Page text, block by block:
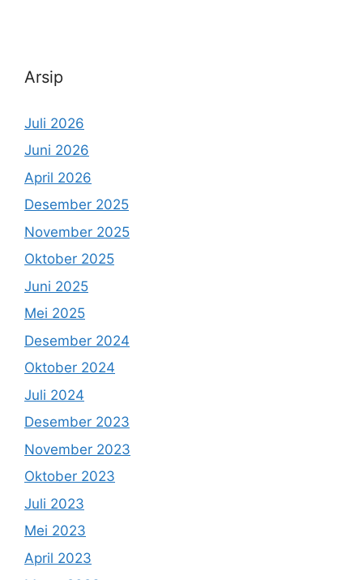
Arsip
Juli 2026
Juni 2026
April 2026
Desember 2025
November 2025
Oktober 2025
Juni 2025
Mei 2025
Desember 2024
Oktober 2024
Juli 2024
Desember 2023
November 2023
Oktober 2023
Juli 2023
Mei 2023
April 2023